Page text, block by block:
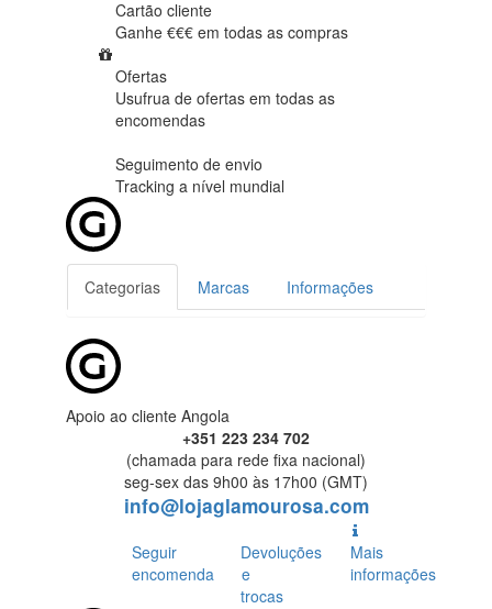
Cartão cliente
Ganhe €€€ em todas as compras
Ofertas
Usufrua de ofertas em todas as
encomendas
Seguimento de envio
Tracking a nível mundial
Categorias Marcas Informações
Apoio ao cliente Angola
+351 223 234 702
(chamada para rede fixa nacional)
seg-sex das 9h00 às 17h00 (GMT)
info@lojaglamourosa.com
Seguir
encomenda
Devoluções
e
trocas
Mais
informações